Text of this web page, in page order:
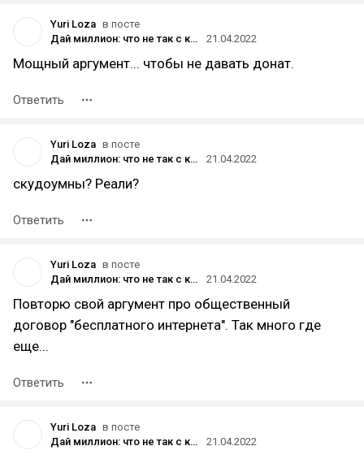
Yuri Loza в посте
Дай миллион: что не так с кнопкой «‎❤️ Поддержать» на vc.ru
21.04.2022
Мощный аргумент... чтобы не давать донат.
Ответить
Yuri Loza в посте
Дай миллион: что не так с кнопкой «‎❤️ Поддержать» на vc.ru
21.04.2022
скудоумны? Реали?
Ответить
Yuri Loza в посте
Дай миллион: что не так с кнопкой «‎❤️ Поддержать» на vc.ru
21.04.2022
Повторю свой аргумент про общественный
договор "бесплатного интернета". Так много где
еще...
Ответить
Yuri Loza в посте
Дай миллион: что не так с кнопкой «‎❤️ Поддержать» на vc.ru
21.04.2022